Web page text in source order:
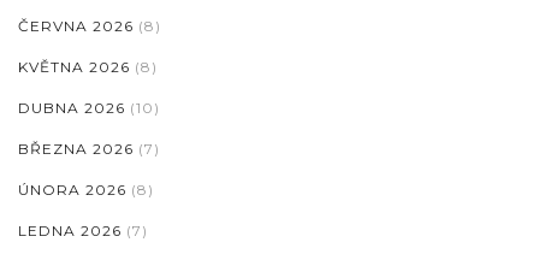
ČERVNA 2026 (8)
KVĚTNA 2026 (8)
DUBNA 2026 (10)
BŘEZNA 2026 (7)
ÚNORA 2026 (8)
LEDNA 2026 (7)